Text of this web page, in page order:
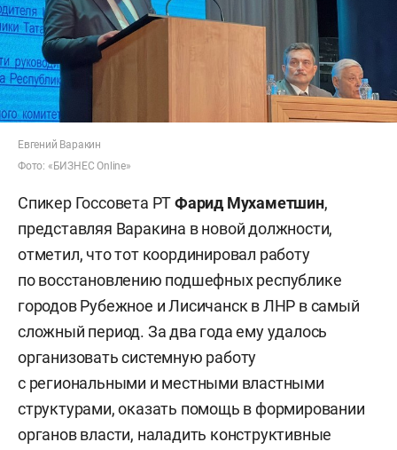
Евгений Варакин
Фото: «БИЗНЕС Online»
Спикер Госсовета РТФарид Мухаметшин,
представляя Варакина в новой должности,
отметил, что тот координировал работу
по восстановлению подшефных республике
городов Рубежное и Лисичанск в ЛНР в самый
сложный период. За два года ему удалось
организовать системную работу
с региональными и местными властными
структурами, оказать помощь в формировании
органов власти, наладить конструктивные